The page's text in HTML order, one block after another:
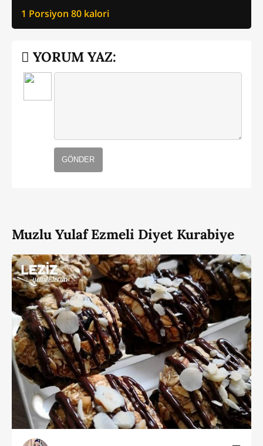
1 Porsiyon 80 kalori
YORUM YAZ:
GÖNDER
Muzlu Yulaf Ezmeli Diyet Kurabiye